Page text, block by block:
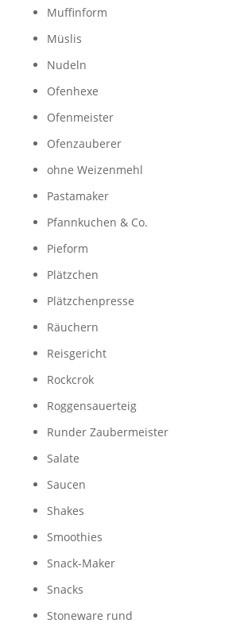
Muffinform
Müslis
Nudeln
Ofenhexe
Ofenmeister
Ofenzauberer
ohne Weizenmehl
Pastamaker
Pfannkuchen & Co.
Pieform
Plätzchen
Plätzchenpresse
Räuchern
Reisgericht
Rockcrok
Roggensauerteig
Runder Zaubermeister
Salate
Saucen
Shakes
Smoothies
Snack-Maker
Snacks
Stoneware rund